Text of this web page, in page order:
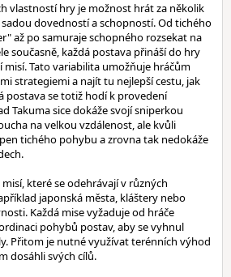
vlastností hry je možnost hrát za několik
dovedností a schopností. Od tichého
až po samuraje schopného rozsekat na
současně, každá postava přináší do hry
Tato variabilita umožňuje hráčům
strategiemi a najít tu nejlepší cestu, jak
postava se totiž hodí k provedení
Takuma sice dokáže svojí sniperkou
na velkou vzdálenost, ale kvůli
tichého pohybu a zrovna tak nedokáže
které se odehrávají v různých
japonská města, kláštery nebo
Každá mise vyžaduje od hráče
pohybů postav, aby se vyhnul
Přitom je nutné využívat terénních výhod
dosáhli svých cílů.